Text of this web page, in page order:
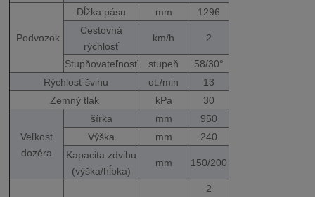
Podvozok
Dĺžka pásu mm
1296
Cestovná
rýchlosť
km/h 2
Stupňovateľnosť stupeň
58/30°
Rýchlosť švihu
ot./min
13
Zemný tlak
kPa 30
Veľkosť
dozéra
šírka mm
950
Výška
mm
240
Kapacita zdvihu
(výška/hĺbka)
mm 150/200
2